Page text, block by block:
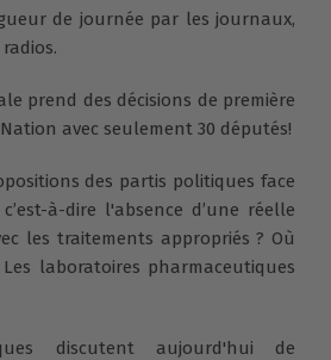
de journée par les journaux,
prend des décisions de première
avec seulement 30 députés!
des partis politiques face
à-dire l'absence d’une réelle
les traitements appropriés ? Où
laboratoires pharmaceutiques
discutent aujourd'hui de